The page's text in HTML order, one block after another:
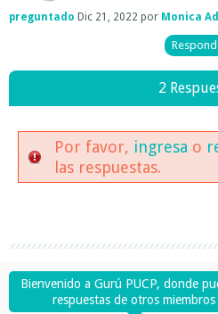
preguntado Dic 21, 2022 por Monica
2
Por favor, ingresa o
las respuestas.
Bienvenido a Gurú PUCP, donde
respuestas de otros